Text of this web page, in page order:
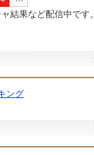
結果など配信中です
ング